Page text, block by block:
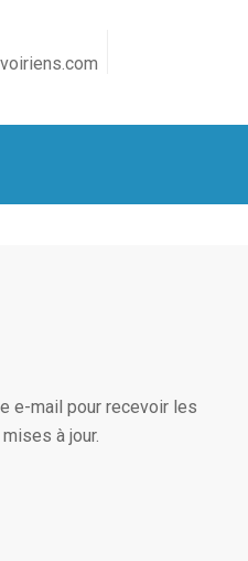
e-mail pour recevoir les
à jour.